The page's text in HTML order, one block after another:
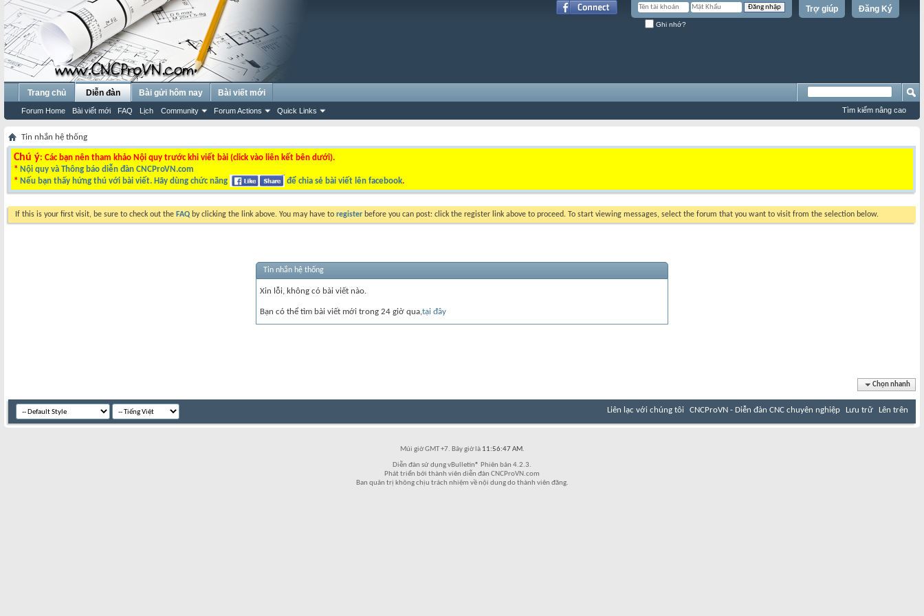
Đăng Ký
Trợ giúp
Ghi nhớ?
Trang chủ Diễn đàn
Forum Home Bài viết mới FAQ Lịch Community Forum Actions Quick Links
Bài gửi hôm nay Bài viết mới
Tìm kiếm nâng cao
Tin nhắn hệ thống
Chú ý: Các bạn nên tham khảo Nội quy trước khi viết bài (click vào liên kết bên dưới).
* Nội quy và Thông báo diễn đàn CNCProVN.com
* Nếu bạn thấy hứng thú với bài viết. Hãy dùng chức năng để chia sẻ bài viết lên facebook.
If this is your first visit, be sure to check out the FAQ by clicking the link above. You may have to register before you can post: click the register link above to proceed. To start viewing messages, select the forum that you want to visit from the selection below.
Tin nhắn hệ thống
Xin lỗi, không có bài viết nào.
Bạn có thể tìm bài viết mới trong 24 giờ qua,tại đây
Chọn nhanh
Liên lạc với chúng tôi CNCProVN - Diễn đàn CNC chuyên nghiệp Lưu trữ Lên trên
Múi giờ GMT +7. Bây giờ là 11:56:47 AM.
Diễn đàn sử dụng vBulletin® Phiên bản 4.2.3.
Phát triển bởi thành viên diễn đàn CNCProVN.com
Ban quản trị không chịu trách nhiệm về nội dung do thành viên đăng.